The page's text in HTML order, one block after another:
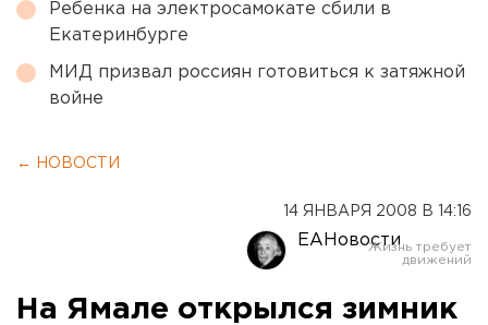
Ребенка на электросамокате сбили в
Екатеринбурге
МИД призвал россиян готовиться к затяжной
войне
← НОВОСТИ
14 ЯНВАРЯ 2008 В 14:16
ЕАНовости
На Ямале открылся зимник